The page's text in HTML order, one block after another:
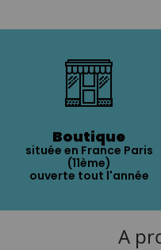
Boutique
située en France Paris
(11ème)
ouverte tout l'année
A